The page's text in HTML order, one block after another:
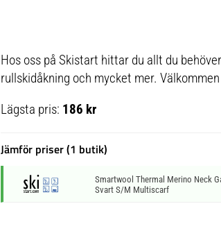
Hos oss på Skistart hittar du allt du
rullskidåkning och mycket mer.
Lägsta pris: 186 kr
Jämför priser (1 butik)
Smartwool Thermal Merino Neck
Svart S/M Multiscarf